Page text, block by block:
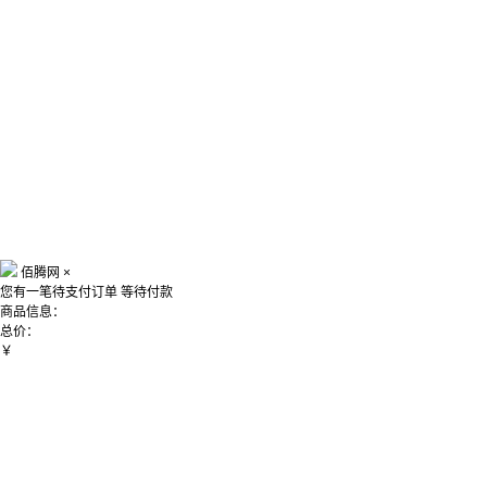
佰腾网 ×
您有一笔待支付订单 等待付款
商品信息：
总价：
￥